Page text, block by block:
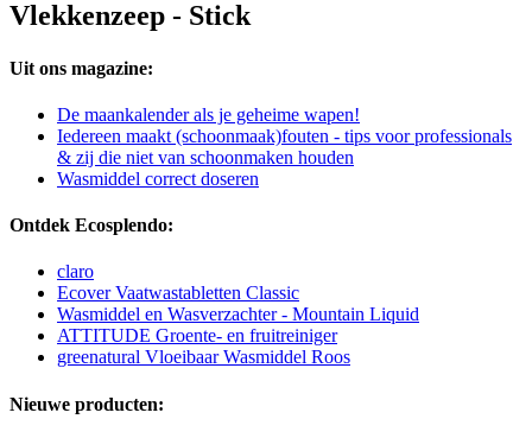
Vlekkenzeep - Stick
Uit ons magazine:
De maankalender als je geheime wapen!
Iedereen maakt (schoonmaak)fouten - tips voor professionals
& zij die niet van schoonmaken houden
Wasmiddel correct doseren
Ontdek Ecosplendo:
claro
Ecover Vaatwastabletten Classic
Wasmiddel en Wasverzachter - Mountain Liquid
ATTITUDE Groente- en fruitreiniger
greenatural Vloeibaar Wasmiddel Roos
Nieuwe producten: